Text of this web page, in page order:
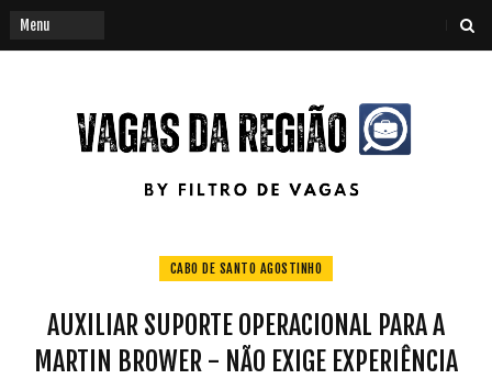
CABO DE SANTO AGOSTINHO
AUXILIAR SUPORTE OPERACIONAL PARA A
MARTIN BROWER - NÃO EXIGE EXPERIÊNCIA